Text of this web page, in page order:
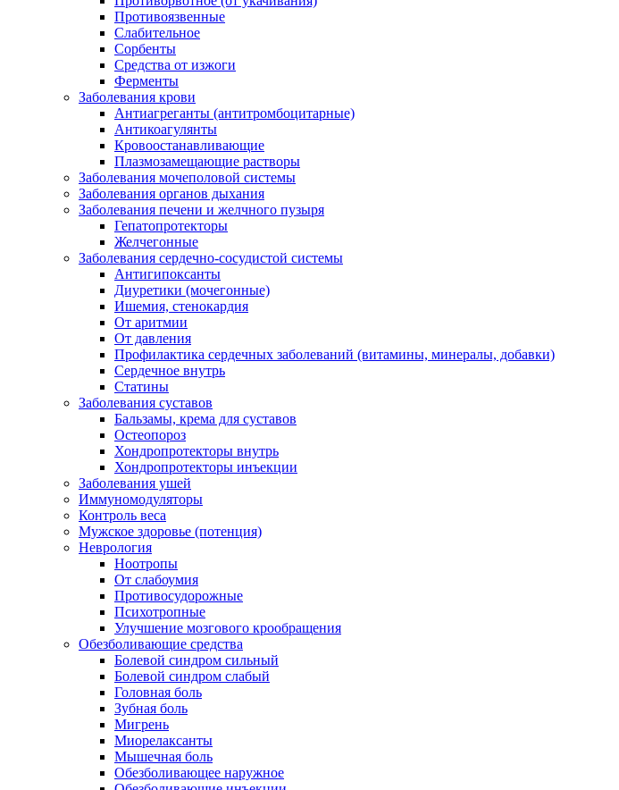
Противоязвенные
Слабительное
Сорбенты
Средства от изжоги
Ферменты
Заболевания крови
Антиагреганты (антитромбоцитарные)
Антикоагулянты
Кровоостанавливающие
Плазмозамещающие растворы
Заболевания мочеполовой системы
Заболевания органов дыхания
Заболевания печени и желчного пузыря
Гепатопротекторы
Желчегонные
Заболевания сердечно-сосудистой системы
Антигипоксанты
Диуретики (мочегонные)
Ишемия, стенокардия
От аритмии
От давления
Профилактика сердечных заболеваний (витамины, минералы, добавки)
Сердечное внутрь
Статины
Заболевания суставов
Бальзамы, крема для суставов
Остеопороз
Хондропротекторы внутрь
Хондропротекторы инъекции
Заболевания ушей
Иммуномодуляторы
Контроль веса
Мужское здоровье (потенция)
Неврология
Ноотропы
От слабоумия
Противосудорожные
Психотропные
Улучшение мозгового крообращения
Обезболивающие средства
Болевой синдром сильный
Болевой синдром слабый
Головная боль
Зубная боль
Мигрень
Миорелаксанты
Мышечная боль
Обезболивающее наружное